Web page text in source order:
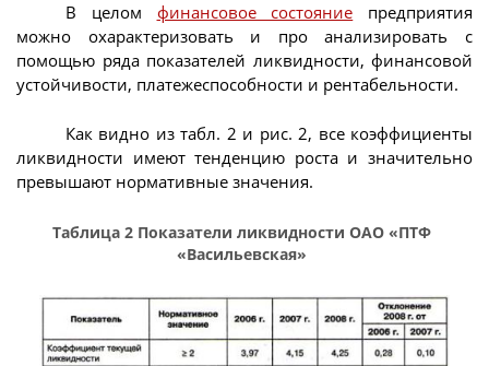
В целом финансовое состояние предприятия
можно охарактеризовать и про анализировать с
помощью ряда показателей ликвидности, финансовой
устойчивости, платежеспособности и рентабельности.
Как видно из табл. 2 и рис. 2, все коэффициенты
ликвидности имеют тенденцию роста и значительно
превышают нормативные значения.
Таблица 2 Показатели ликвидности ОАО «ПТФ
«Васильевская»